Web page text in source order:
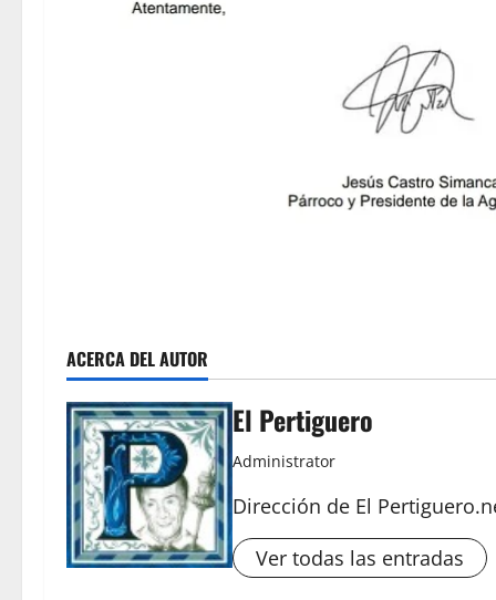
ACERCA DEL AUTOR
El Pertiguero
Administrator
Dirección de El
Ver todas las entradas